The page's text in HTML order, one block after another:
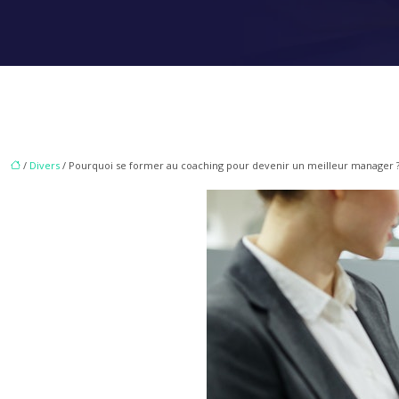
/ Divers / Pourquoi se former au coaching pour devenir un meilleur manager ?